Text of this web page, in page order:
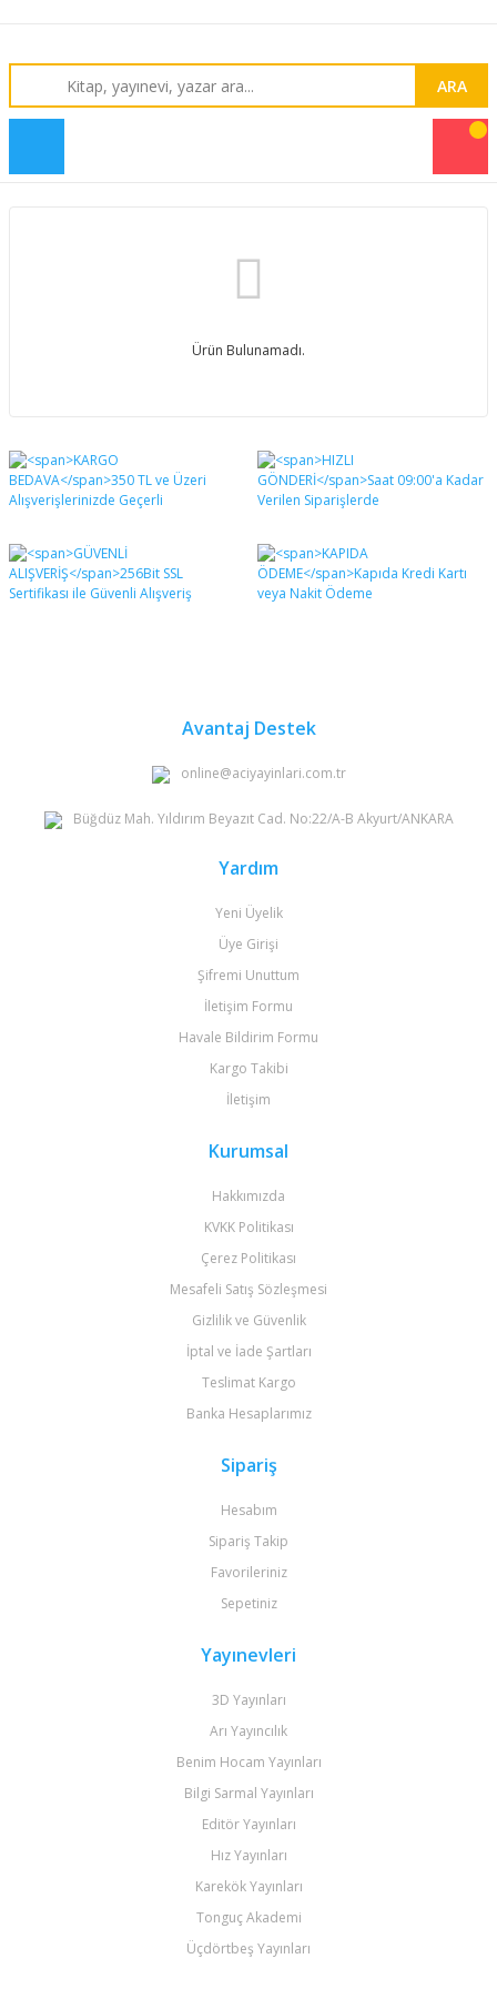
ARA
Ürün Bulunamadı.
Avantaj Destek
online@aciyayinlari.com.tr
Büğdüz Mah. Yıldırım Beyazıt Cad. No:22/A-B Akyurt/ANKARA
Yardım
Yeni Üyelik
Üye Girişi
Şifremi Unuttum
İletişim Formu
Havale Bildirim Formu
Kargo Takibi
İletişim
Kurumsal
Hakkımızda
KVKK Politikası
Çerez Politikası
Mesafeli Satış Sözleşmesi
Gizlilik ve Güvenlik
İptal ve İade Şartları
Teslimat Kargo
Banka Hesaplarımız
Sipariş
Hesabım
Sipariş Takip
Favorileriniz
Sepetiniz
Yayınevleri
3D Yayınları
Arı Yayıncılık
Benim Hocam Yayınları
Bilgi Sarmal Yayınları
Editör Yayınları
Hız Yayınları
Karekök Yayınları
Tonguç Akademi
Üçdörtbeş Yayınları